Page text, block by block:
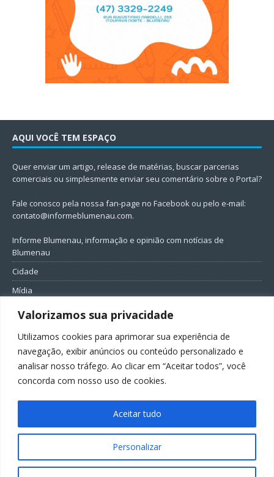
Valorizamos sua privacidade
Utilizamos cookies para aprimorar sua experiência de
navegação, exibir anúncios ou conteúdo personalizado e
analisar nosso tráfego. Ao clicar em “Aceitar todos”, você
concorda com nosso uso de cookies.
Personalizar
Aceitar tudo
AQUI VOCÊ TEM ESPAÇO
Quer enviar um artigo, release de matérias, buscar parcerias
comerciais ou simplesmente enviar seu comentário sobre o Portal?
Fale conosco pela nossa fan-page no Facebook ou pelo e-mail:
contato@informeblumenau.com.
Informe Blumenau, informação e opinião com notícias de
Blumenau
Cidade
Mídia
Entretenimento